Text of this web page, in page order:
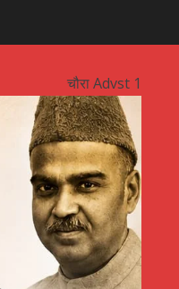
चौरा Advst 1